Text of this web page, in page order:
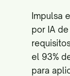
Impulsa
por IA
el 93%
para